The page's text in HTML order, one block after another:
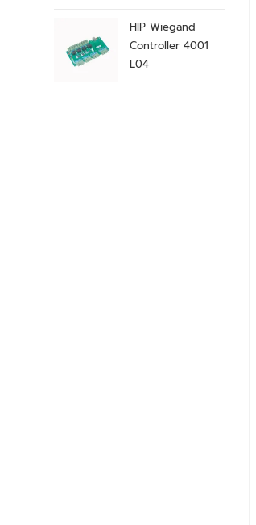
HIP Wiegand
Controller 4001
L04